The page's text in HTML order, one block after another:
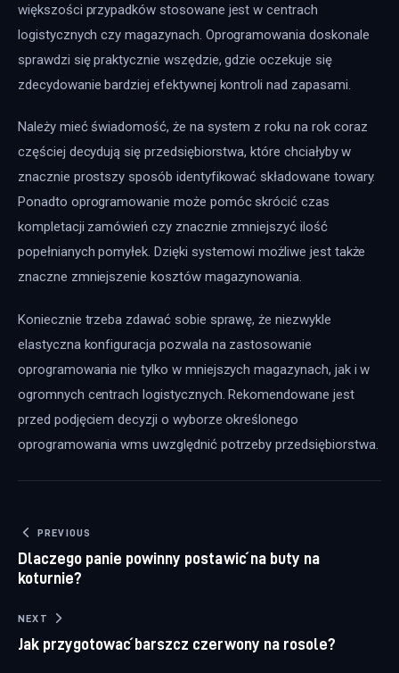
większości przypadków stosowane jest w centrach
logistycznych czy magazynach. Oprogramowania doskonale
sprawdzi się praktycznie wszędzie, gdzie oczekuje się
zdecydowanie bardziej efektywnej kontroli nad zapasami.
Należy mieć świadomość, że na system z roku na rok coraz
częściej decydują się przedsiębiorstwa, które chciałyby w
znacznie prostszy sposób identyfikować składowane towary.
Ponadto oprogramowanie może pomóc skrócić czas
kompletacji zamówień czy znacznie zmniejszyć ilość
popełnianych pomyłek. Dzięki systemowi możliwe jest także
znaczne zmniejszenie kosztów magazynowania.
Koniecznie trzeba zdawać sobie sprawę, że niezwykle
elastyczna konfiguracja pozwala na zastosowanie
oprogramowania nie tylko w mniejszych magazynach, jak i w
ogromnych centrach logistycznych. Rekomendowane jest
przed podjęciem decyzji o wyborze określonego
oprogramowania wms uwzględnić potrzeby przedsiębiorstwa.
Nawigacja wpisu
PREVIOUS
Dlaczego panie powinny postawić na buty na
koturnie?
NEXT
Jak przygotować barszcz czerwony na rosole?